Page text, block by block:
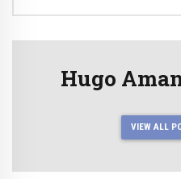
Hugo
VIEW ALL